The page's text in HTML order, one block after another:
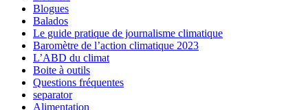
Blogues
Balados
Le guide pratique de journalisme climatique
Baromètre de l’action climatique 2023
L’ABD du climat
Boite à outils
Questions fréquentes
separator
Alimentation